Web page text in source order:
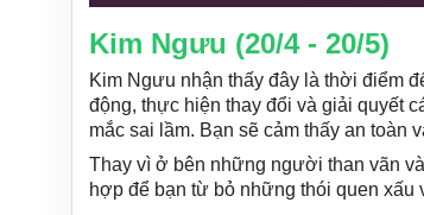
Kim Ngưu (20/4 - 20/5)
Kim Ngưu nhận thấy đây là thời điểm
động, thực hiện thay đổi và giải quyết
mắc sai lầm. Bạn sẽ cảm thấy an toàn
Thay vì ở bên những người than vãn
hợp để bạn từ bỏ những thói quen xấu